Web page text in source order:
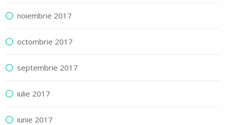
noiembrie 2017
octombrie 2017
septembrie 2017
iulie 2017
iunie 2017